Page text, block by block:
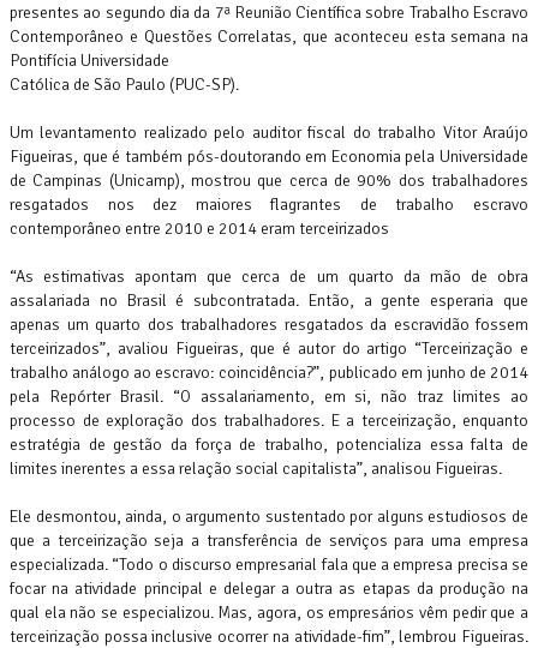
presentes ao segundo dia da 7ª Reunião Científica sobre Trabalho Escravo
Contemporâneo e Questões Correlatas, que aconteceu esta semana na
Pontifícia Universidade
Católica de São Paulo (PUC-SP).
Um levantamento realizado pelo auditor fiscal do trabalho Vitor Araújo
Figueiras, que é também pós-doutorando em Economia pela Universidade
de Campinas (Unicamp), mostrou que cerca de 90% dos trabalhadores
resgatados nos dez maiores flagrantes de trabalho escravo
contemporâneo entre 2010 e 2014 eram terceirizados
“As estimativas apontam que cerca de um quarto da mão de obra
assalariada no Brasil é subcontratada. Então, a gente esperaria que
apenas um quarto dos trabalhadores resgatados da escravidão fossem
terceirizados”, avaliou Figueiras, que é autor do artigo “Terceirização e
trabalho análogo ao escravo: coincidência?”, publicado em junho de 2014
pela Repórter Brasil. “O assalariamento, em si, não traz limites ao
processo de exploração dos trabalhadores. E a terceirização, enquanto
estratégia de gestão da força de trabalho, potencializa essa falta de
limites inerentes a essa relação social capitalista”, analisou Figueiras.
Ele desmontou, ainda, o argumento sustentado por alguns estudiosos de
que a terceirização seja a transferência de serviços para uma empresa
especializada. “Todo o discurso empresarial fala que a empresa precisa se
focar na atividade principal e delegar a outra as etapas da produção na
qual ela não se especializou. Mas, agora, os empresários vêm pedir que a
terceirização possa inclusive ocorrer na atividade-fim”, lembrou Figueiras.